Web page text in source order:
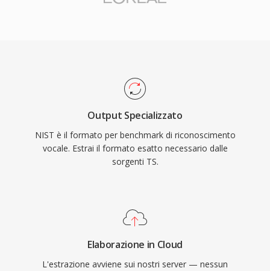
Output Specializzato
NIST è il formato per benchmark di riconoscimento
vocale. Estrai il formato esatto necessario dalle
sorgenti TS.
Elaborazione in Cloud
L'estrazione avviene sui nostri server — nessun